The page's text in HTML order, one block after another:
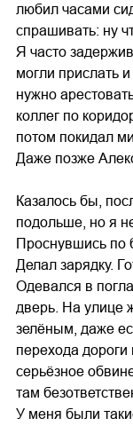
любил часами
спрашивать: ну
Я часто
могли прислать
нужно
коллег по
потом покидал
Даже позже
Казалось бы,
подольше, но я
Проснувшись по
Делал зарядку.
Одевался в
дверь. На улице
зелёным, даже
перехода
серьёзное
там
У меня были